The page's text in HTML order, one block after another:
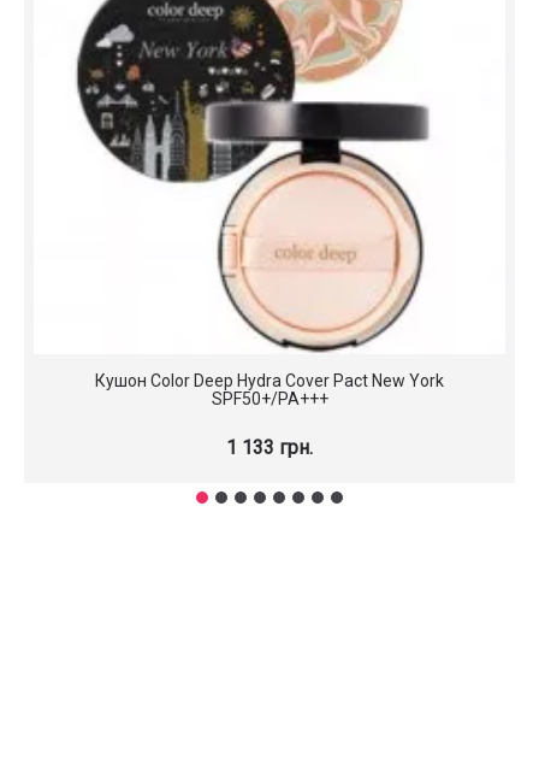
Кушон Color Deep Hydra Cover Pact New York
SPF50+/PA+++
1 133 грн.